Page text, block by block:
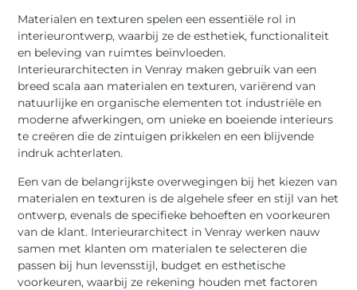
Materialen en texturen spelen een essentiële rol in
interieurontwerp, waarbij ze de esthetiek, functionaliteit
en beleving van ruimtes beïnvloeden.
Interieurarchitecten in Venray maken gebruik van een
breed scala aan materialen en texturen, variërend van
natuurlijke en organische elementen tot industriële en
moderne afwerkingen, om unieke en boeiende interieurs
te creëren die de zintuigen prikkelen en een blijvende
indruk achterlaten.
Een van de belangrijkste overwegingen bij het kiezen van
materialen en texturen is de algehele sfeer en stijl van het
ontwerp, evenals de specifieke behoeften en voorkeuren
van de klant. Interieurarchitect in Venray werken nauw
samen met klanten om materialen te selecteren die
passen bij hun levensstijl, budget en esthetische
voorkeuren, waarbij ze rekening houden met factoren